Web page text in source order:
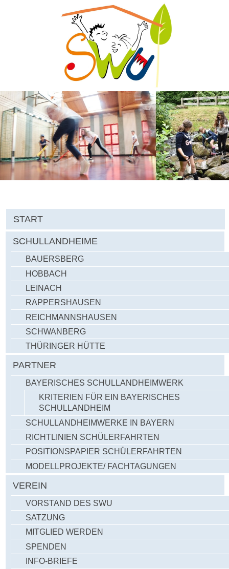
START
SCHULLANDHEIME
BAUERSBERG
HOBBACH
LEINACH
RAPPERSHAUSEN
REICHMANNSHAUSEN
SCHWANBERG
THÜRINGER HÜTTE
PARTNER
BAYERISCHES SCHULLANDHEIMWERK
KRITERIEN FÜR EIN BAYERISCHES
SCHULLANDHEIM
SCHULLANDHEIMWERKE IN BAYERN
RICHTLINIEN SCHÜLERFAHRTEN
POSITIONSPAPIER SCHÜLERFAHRTEN
MODELLPROJEKTE/ FACHTAGUNGEN
VEREIN
VORSTAND DES SWU
SATZUNG
MITGLIED WERDEN
SPENDEN
INFO-BRIEFE